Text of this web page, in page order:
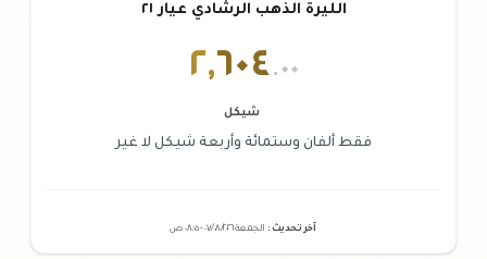
الليرة الذهب الرشادي عيار ٢١
٢,٦٠٤.٠٠
شيكل
فقط ألفان وستمائة وأربعة شيكل لا غير
آخر تحديث : الجمعة ٠٧ /٠٨/٢٠٢٦ - ٠٨:٠٥ ص